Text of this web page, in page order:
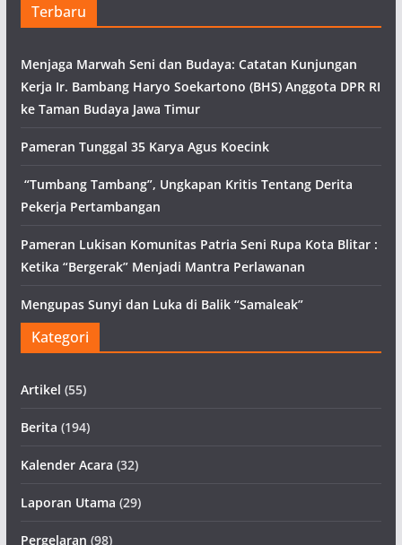
Terbaru
Menjaga Marwah Seni dan Budaya: Catatan Kunjungan
Kerja Ir. Bambang Haryo Soekartono (BHS) Anggota DPR RI
ke Taman Budaya Jawa Timur
Pameran Tunggal 35 Karya Agus Koecink
“Tumbang Tambang”, Ungkapan Kritis Tentang Derita
Pekerja Pertambangan
Pameran Lukisan Komunitas Patria Seni Rupa Kota Blitar :
Ketika “Bergerak” Menjadi Mantra Perlawanan
Mengupas Sunyi dan Luka di Balik “Samaleak”
Kategori
Artikel (55)
Berita (194)
Kalender Acara (32)
Laporan Utama (29)
Pergelaran (98)